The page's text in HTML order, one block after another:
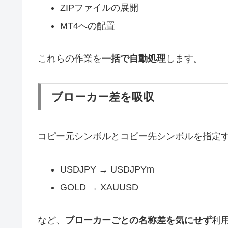
ZIPファイルの展開
MT4への配置
これらの作業を一括で自動処理 します。
ブローカー差を吸収
コピー元シンボルとコピー先シンボルを指定
USDJPY → USDJPYm
GOLD → XAUUSD
など、 ブローカーごとの名称差を気にせず利